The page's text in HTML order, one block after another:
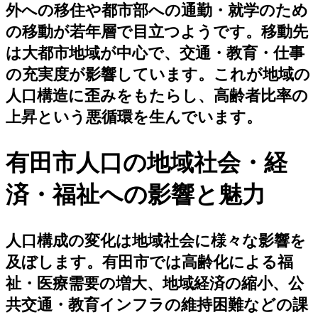
外への移住や都市部への通勤・就学のため
の移動が若年層で目立つようです。移動先
は大都市地域が中心で、交通・教育・仕事
の充実度が影響しています。これが地域の
人口構造に歪みをもたらし、高齢者比率の
上昇という悪循環を生んでいます。
有田市人口の地域社会・経
済・福祉への影響と魅力
人口構成の変化は地域社会に様々な影響を
及ぼします。有田市では高齢化による福
祉・医療需要の増大、地域経済の縮小、公
共交通・教育インフラの維持困難などの課